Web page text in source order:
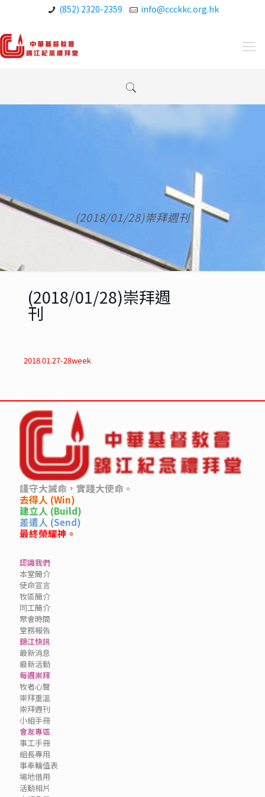
(852) 2320-2359 info@ccckkc.org.hk
(2018/01/28)崇拜週刊
(2018/01/28)崇拜週
刊
2018.01.27-28week
謹守大誡命，實踐大使命。
去得人 (Win)
建立人 (Build)
差遣人 (Send)
最終榮耀神。
認識我們
本堂簡介
使命宣言
牧區簡介
同工簡介
聚會時間
堂務報告
錦江快訊
最新消息
最新活動
每週崇拜
牧者心聲
崇拜重溫
崇拜週刊
小組手冊
會友專區
事工手冊
組長專用
事奉輪值表
場地借用
活動相片